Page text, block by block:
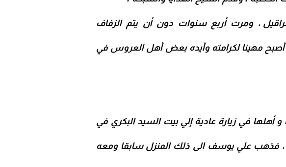
، ومرت أربع سنوات دون أن يتم الزفاف
مهينا لكرامته وأيده بعض أهل العروس في
في زيارة عادية إلي بيت السيد البكري في
فذهب علي يوسف الى ذلك المنزل سابقا ومعه